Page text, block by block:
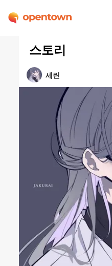
스토리
세린